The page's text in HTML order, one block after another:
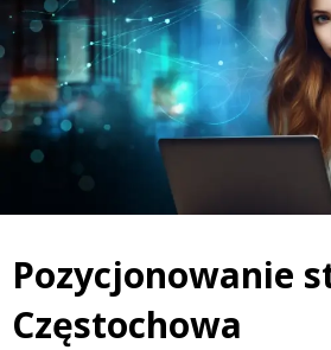
Pozycjonowanie
Częstochowa